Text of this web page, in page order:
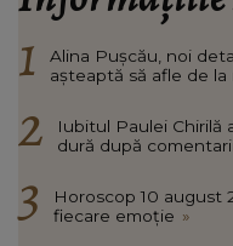
Alina Pușcău, noi
așteaptă să afle de la
Iubitul Paulei Chirilă
dură după
Horoscop 10 august
fiecare emoție »